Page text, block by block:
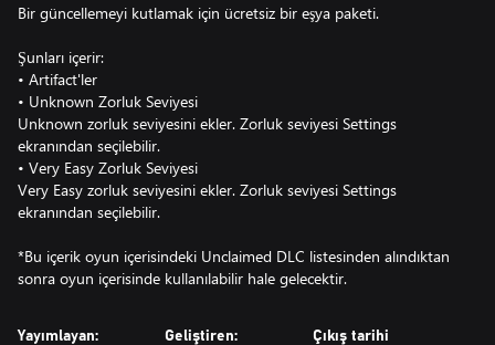
Bir güncellemeyi kutlamak için ücretsiz bir eşya paketi.
Şunları içerir:
• Artifact'ler
• Unknown Zorluk Seviyesi
Unknown zorluk seviyesini ekler. Zorluk seviyesi Settings
ekranından seçilebilir.
• Very Easy Zorluk Seviyesi
Very Easy zorluk seviyesini ekler. Zorluk seviyesi Settings
ekranından seçilebilir.
*Bu içerik oyun içerisindeki Unclaimed DLC listesinden alındıktan
sonra oyun içerisinde kullanılabilir hale gelecektir.
Yayımlayan: Geliştiren: Çıkış tarihi